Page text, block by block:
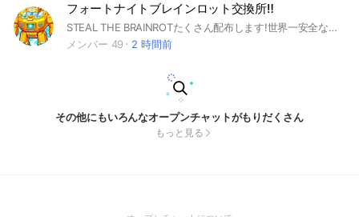
フォートナイトブレインロット交換所‼️
STEAL THE BRAINROTたくさん配布します!世界一安全なオプを目指します！
メンバー 49
2 時間前
その他にもいろんなオープンチャットがもりだくさん
もっと見る